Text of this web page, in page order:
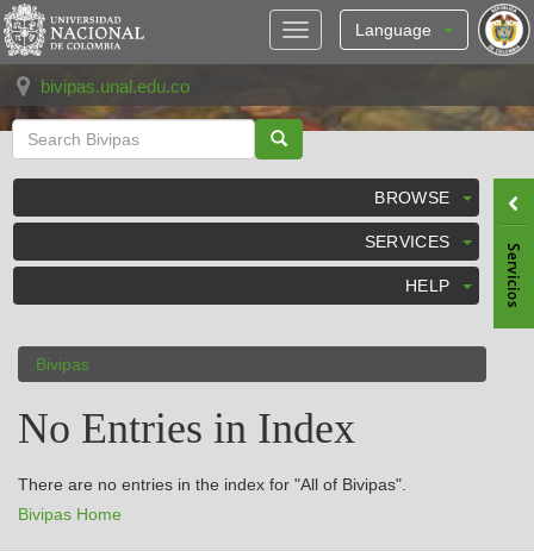
Skip
navigation
Language
bivipas.unal.edu.co
BROWSE
SERVICES
HELP
Bivipas
No Entries in Index
There are no entries in the index for "All of Bivipas".
Bivipas Home